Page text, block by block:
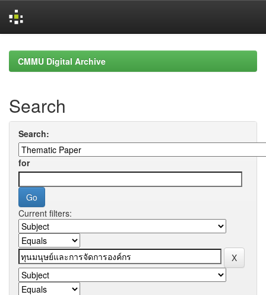
navigationCMMU Digital Archive
Search
Search:
for
Current filters: